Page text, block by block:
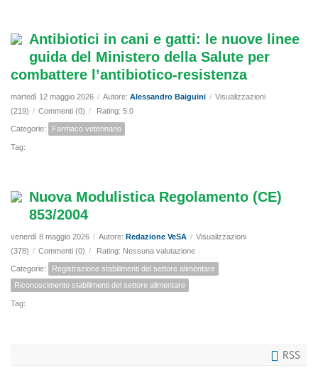
Antibiotici in cani e gatti: le nuove linee
guida del Ministero della Salute per
combattere l’antibiotico-resistenza
martedì 12 maggio 2026 / Autore: Alessandro Baiguini / Visualizzazioni
(219) / Commenti (0) / Rating: 5.0
Categorie: Farmaco veterinario
Tag:
Nuova Modulistica Regolamento (CE)
853/2004
venerdì 8 maggio 2026 / Autore: Redazione VeSA / Visualizzazioni
(378) / Commenti (0) / Rating: Nessuna valutazione
Categorie:
Registrazione stabilimenti del settore alimentare
Riconoscimento stabilimenti del settore alimentare
Tag:
RSS